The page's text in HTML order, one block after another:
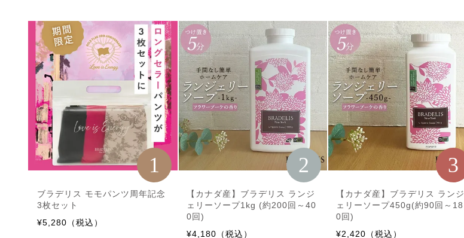
1
ブラデリス モモパンツ周年記念
3枚セット
¥5,280（税込）
2
【カナダ産】ブラデリス ランジ
ェリーソープ1kg (約200回～40
0回)
¥4,180（税込）
3
【カナダ産】ブラデリス ランジ
ェリーソープ450g(約90回～18
0回)
¥2,420（税込）